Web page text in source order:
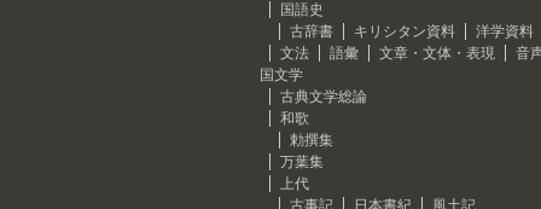
国語史
古辞書
キリシタン資料
洋学資料
文法
語彙 文章・文体・表現
音
国文学
古典文学総論
和歌
勅撰集
万葉集
上代